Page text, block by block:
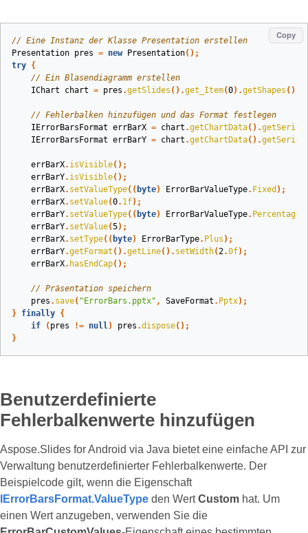
Copy
// Eine Instanz der Klasse Presentation erstellen
Presentation pres = new Presentation();
try {
// Ein Blasendiagramm erstellen
IChart
chart = pres .getSlides ().get_Item(0).getShapes ().
// Fehlerbalken hinzufügen und das Format festlegen
IErrorBarsFormat errBarX = chart .getChartData().getSeries
IErrorBarsFormat errBarY = chart .getChartData().getSeries
errBarX. isVisible();
errBarY. isVisible();
errBarX. setValueType(( byte) ErrorBarValueType. Fixed );
errBarX. setValue(0. 1f);
errBarY. setValueType(( byte) ErrorBarValueType. Percentage
errBarY. setValue(5);
errBarX. setType(( byte) ErrorBarType. Plus );
errBarY.getFormat ().getLine(). setWidth(2.0f);
errBarX. hasEndCap();
// Präsentation speichern
pres . save( "ErrorBars.pptx" , SaveFormat . Pptx);
} finally {
if
( pres != null) pres .dispose();
}
Benutzerdefinierte
Fehlerbalkenwerte hinzufügen
Aspose.Slides for Android via Java bietet eine einfache API zur
Verwaltung benutzerdefinierter Fehlerbalkenwerte. Der
Beispielcode gilt, wenn die Eigenschaft
IErrorBarsFormat.ValueType den WertCustom hat. Um
einen Wert anzugeben, verwenden Sie die